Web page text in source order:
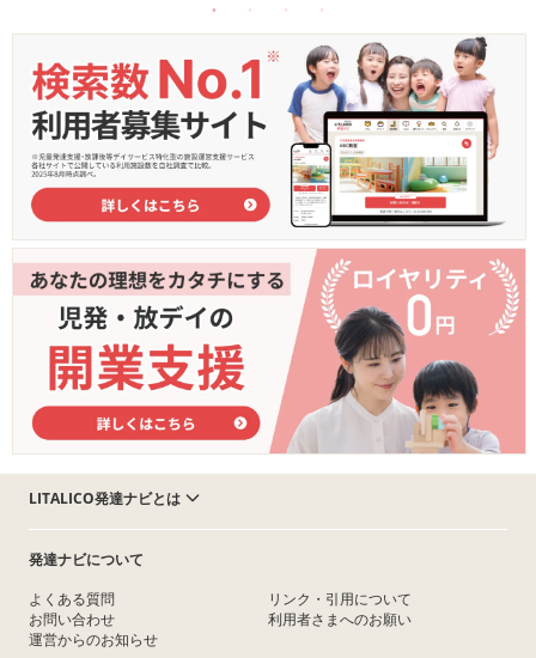
LITALICO発達ナビとは
発達ナビについて
よくある質問
お問い合わせ
運営からのお知らせ
リンク・引用について
利用者さまへのお願い